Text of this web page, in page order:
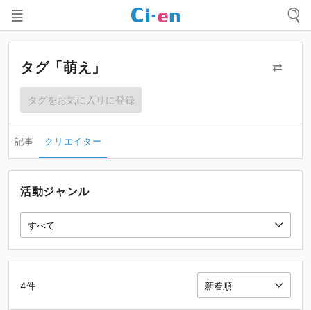
タグ「萌え」
タグをお気に入りに登録
記事 クリエイター
4件
活動ジャンル